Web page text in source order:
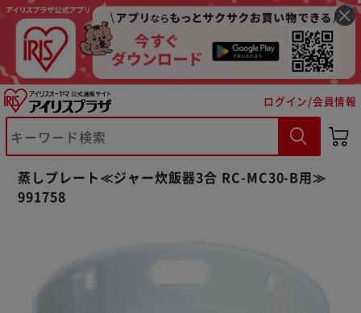
ログイン/会員情報
蒸しプレート≪ジャー炊飯器3合 RC-MC30-B用≫
991758
※ご確認ください
カートに入れる 購入手続きへ